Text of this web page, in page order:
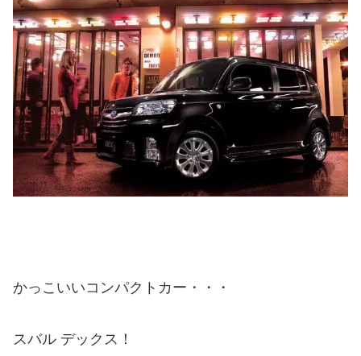
かっこいいコンパクトカー・・・
スバル デックス！